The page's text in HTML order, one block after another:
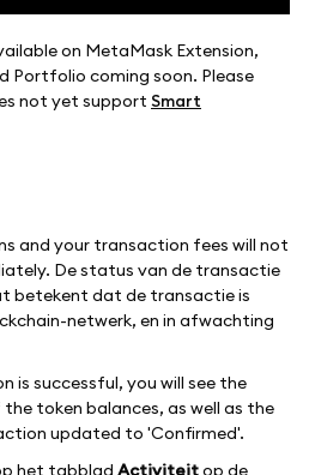
on MetaMask Extension,
Portfolio coming soon. Please
not yet support Smart
and your transaction fees will not
De status van de transactie
betekent dat de transactie is
netwerk, en in afwachting
is successful, you will see the
token balances, as well as the
updated to 'Confirmed'.
het tabblad Activiteitop de